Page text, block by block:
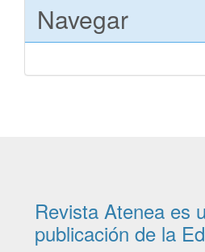
Navegar
Revista Atenea es
publicación de la